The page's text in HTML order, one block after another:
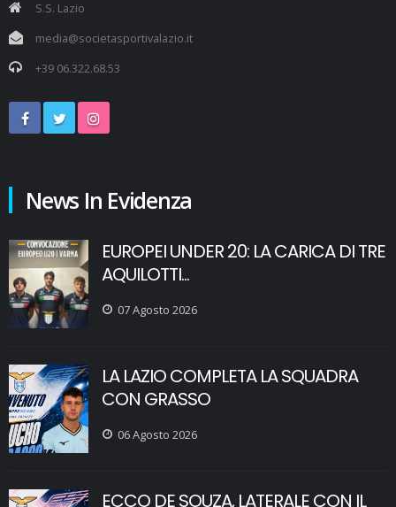
S.S. Lazio
media@societasportivalazio.it
+39 06.322.68.53
News In Evidenza
EUROPEI UNDER 20: LA CARICA DI TRE
AQUILOTTI...
07 Agosto 2026
LA LAZIO COMPLETA LA SQUADRA
CON GRASSO
06 Agosto 2026
ECCO DE SOUZA, LATERALE CON IL